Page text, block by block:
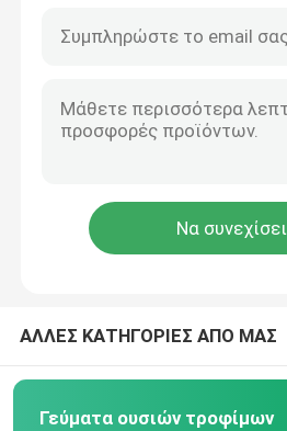
ΑΛΛΕΣ ΚΑΤΗΓΟΡΙΕΣ ΑΠΟ ΜΑΣ
Γεύματα ουσιών τροφίμων